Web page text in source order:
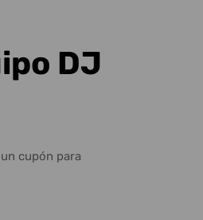
DJ
cupón para